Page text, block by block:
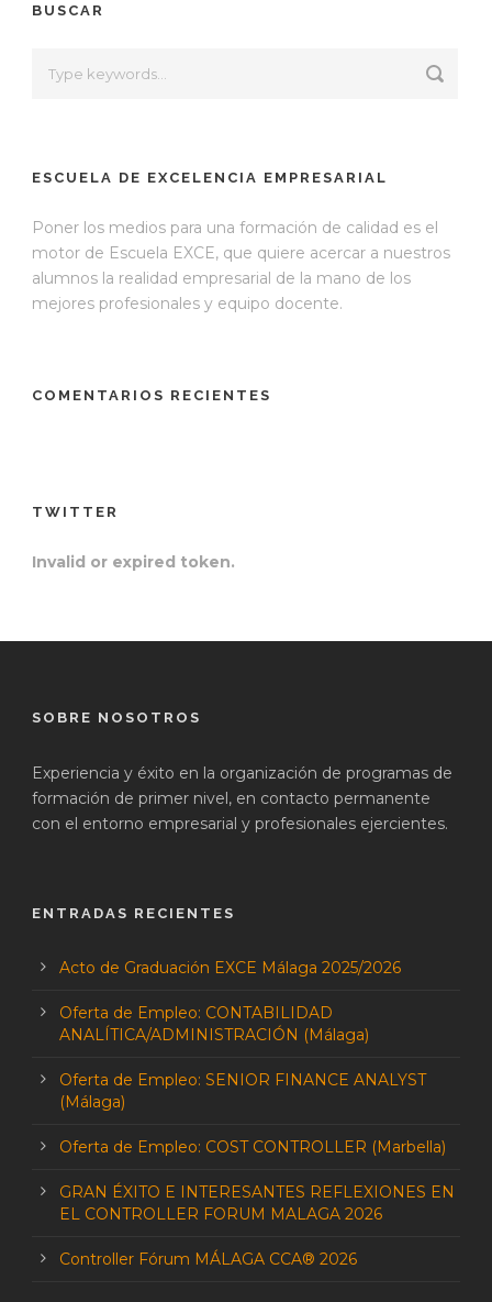
BUSCAR
ESCUELA DE EXCELENCIA EMPRESARIAL
Poner los medios para una formación de calidad es el
motor de Escuela EXCE, que quiere acercar a nuestros
alumnos la realidad empresarial de la mano de los
mejores profesionales y equipo docente.
COMENTARIOS RECIENTES
TWITTER
Invalid or expired token.
SOBRE NOSOTROS
Experiencia y éxito en la organización de programas de
formación de primer nivel, en contacto permanente
con el entorno empresarial y profesionales ejercientes.
ENTRADAS RECIENTES
Acto de Graduación EXCE Málaga 2025/2026
Oferta de Empleo: CONTABILIDAD
ANALÍTICA/ADMINISTRACIÓN (Málaga)
Oferta de Empleo: SENIOR FINANCE ANALYST
(Málaga)
Oferta de Empleo: COST CONTROLLER (Marbella)
GRAN ÉXITO E INTERESANTES REFLEXIONES EN
EL CONTROLLER FORUM MALAGA 2026
Controller Fórum MÁLAGA CCA® 2026